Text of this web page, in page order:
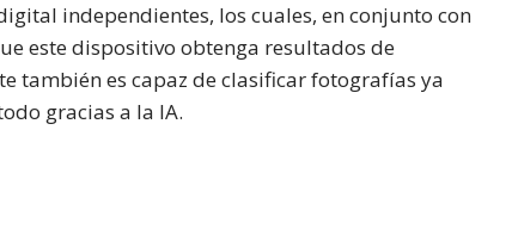
independientes, los cuales, en conjunto con
este dispositivo obtenga resultados de
también es capaz de clasificar fotografías ya
gracias a la IA.